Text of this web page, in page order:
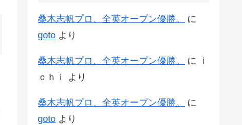
桑木志帆プロ、全英オープン優勝。
に
goto より
桑木志帆プロ、全英オープン優勝。 に
ｉ
ｃｈｉ
より
桑木志帆プロ、全英オープン優勝。
に
goto より